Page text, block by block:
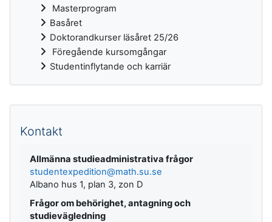
Masterprogram
Basåret
Doktorandkurser läsåret 25/26
Föregående kursomgångar
Studentinflytande och karriär
Kompletterande block
Kontakt
Allmänna studieadministrativa frågor
studentexpedition@math.su.se
Albano hus 1, plan 3, zon D
Frågor om behörighet, antagning och
studievägledning